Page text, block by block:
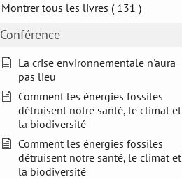
Montrer tous les livres ( 131 )
Conférence
La crise environnementale n'aura
pas lieu
Comment les énergies fossiles
détruisent notre santé, le climat et
la biodiversité
Comment les énergies fossiles
détruisent notre santé, le climat et
la biodiversité